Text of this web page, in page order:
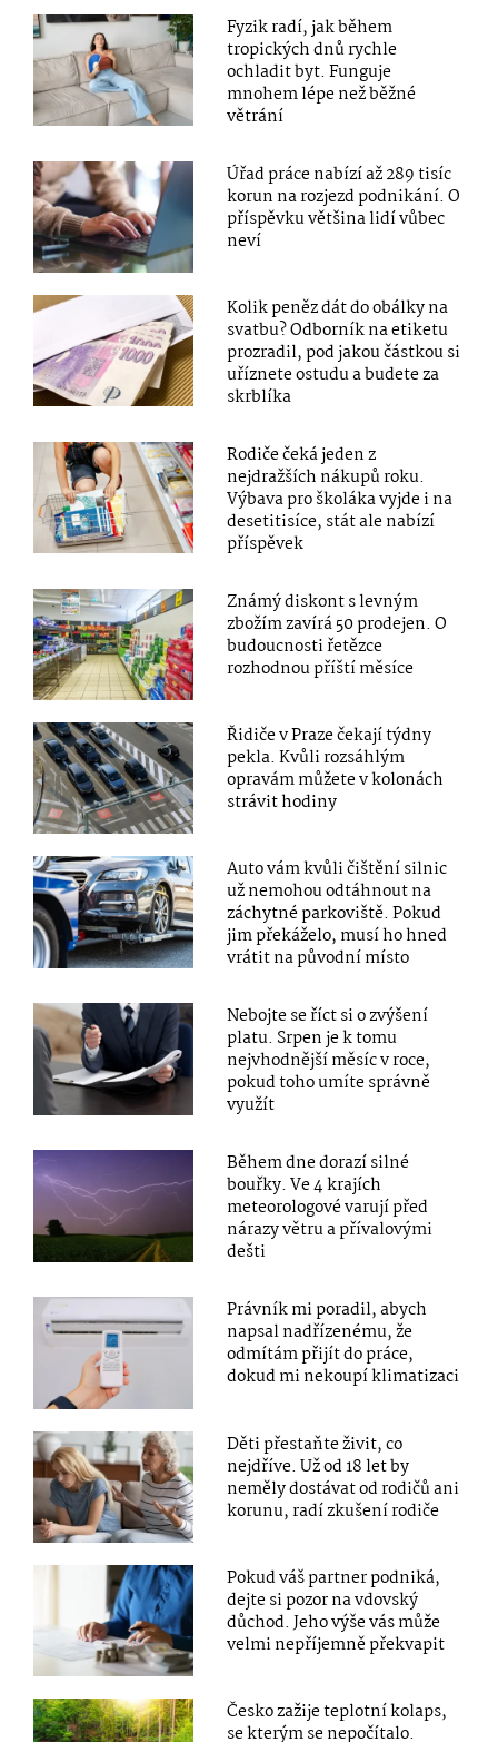
Fyzik radí, jak během
tropických dnů rychle
ochladit byt. Funguje
mnohem lépe než běžné
větrání
Úřad práce nabízí až 289 tisíc
korun na rozjezd podnikání. O
příspěvku většina lidí vůbec
neví
Kolik peněz dát do obálky na
svatbu? Odborník na etiketu
prozradil, pod jakou částkou si
uříznete ostudu a budete za
skrblíka
Rodiče čeká jeden z
nejdražších nákupů roku.
Výbava pro školáka vyjde i na
desetitisíce, stát ale nabízí
příspěvek
Známý diskont s levným
zbožím zavírá 50 prodejen. O
budoucnosti řetězce
rozhodnou příští měsíce
Řidiče v Praze čekají týdny
pekla. Kvůli rozsáhlým
opravám můžete v kolonách
strávit hodiny
Auto vám kvůli čištění silnic
už nemohou odtáhnout na
záchytné parkoviště. Pokud
jim překáželo, musí ho hned
vrátit na původní místo
Nebojte se říct si o zvýšení
platu. Srpen je k tomu
nejvhodnější měsíc v roce,
pokud toho umíte správně
využít
Během dne dorazí silné
bouřky. Ve 4 krajích
meteorologové varují před
nárazy větru a přívalovými
dešti
Právník mi poradil, abych
napsal nadřízenému, že
odmítám přijít do práce,
dokud mi nekoupí klimatizaci
Děti přestaňte živit, co
nejdříve. Už od 18 let by
neměly dostávat od rodičů ani
korunu, radí zkušení rodiče
Pokud váš partner podniká,
dejte si pozor na vdovský
důchod. Jeho výše vás může
velmi nepříjemně překvapit
Česko zažije teplotní kolaps,
se kterým se nepočítalo.